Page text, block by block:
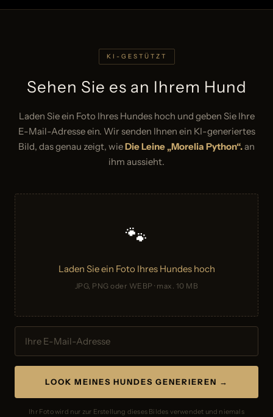
KI-GESTÜTZT
Sehen Sie es an Ihrem Hund
Laden Sie ein Foto Ihres Hundes hoch und geben Sie Ihre
E-Mail-Adresse ein. Wir senden Ihnen ein KI-generiertes
Bild, das genau zeigt, wieDie Leine „Morelia Python“.an
ihm aussieht.
🐾
Laden Sie ein Foto Ihres Hundes hoch
JPG, PNG oder WEBP · max. 10 MB
LOOK MEINES HUNDES GENERIEREN →
Ihr Foto wird nur zur Erstellung dieses Bildes verwendet und niemals